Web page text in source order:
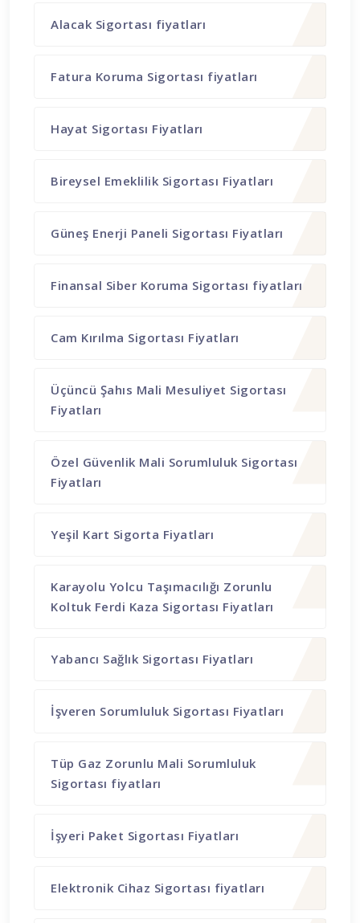
Alacak Sigortası fiyatları
Fatura Koruma Sigortası fiyatları
Hayat Sigortası Fiyatları
Bireysel Emeklilik Sigortası Fiyatları
Güneş Enerji Paneli Sigortası Fiyatları
Finansal Siber Koruma Sigortası fiyatları
Cam Kırılma Sigortası Fiyatları
Üçüncü Şahıs Mali Mesuliyet Sigortası
Fiyatları
Özel Güvenlik Mali Sorumluluk Sigortası
Fiyatları
Yeşil Kart Sigorta Fiyatları
Karayolu Yolcu Taşımacılığı Zorunlu
Koltuk Ferdi Kaza Sigortası Fiyatları
Yabancı Sağlık Sigortası Fiyatları
İşveren Sorumluluk Sigortası Fiyatları
Tüp Gaz Zorunlu Mali Sorumluluk
Sigortası fiyatları
İşyeri Paket Sigortası Fiyatları
Elektronik Cihaz Sigortası fiyatları